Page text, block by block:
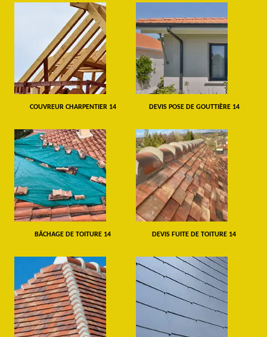
COUVREUR CHARPENTIER 14 DEVIS POSE DE GOUTTIÈRE 14
BÂCHAGE DE TOITURE 14 DEVIS FUITE DE TOITURE 14